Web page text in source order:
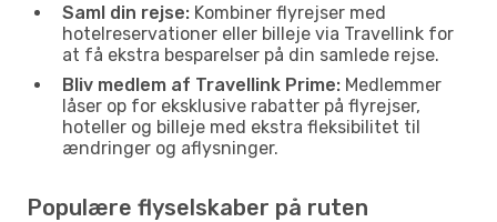
Saml din rejse: Kombiner flyrejser med
hotelreservationer eller billeje via Travellink for
at få ekstra besparelser på din samlede rejse.
Bliv medlem af Travellink Prime: Medlemmer
låser op for eksklusive rabatter på flyrejser,
hoteller og billeje med ekstra fleksibilitet til
ændringer og aflysninger.
Populære flyselskaber på ruten